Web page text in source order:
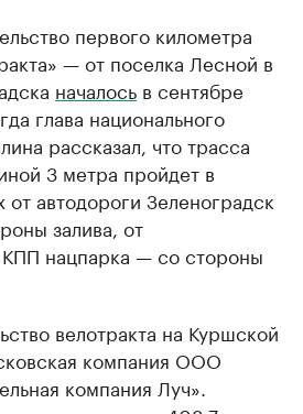
первого километра
— от поселка Лесной в
началось в сентябре
глава национального
рассказал, что трасса
3 метра пройдет в
от автодороги Зеленоградск
залива, от
нацпарка — со стороны
велотракта на Куршской
компания ООО
компания Луч».